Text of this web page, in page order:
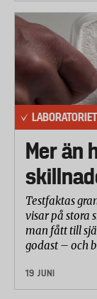
Mer än
Testfaktas
visar på stora
man fått till
godast – och
19 JUNI